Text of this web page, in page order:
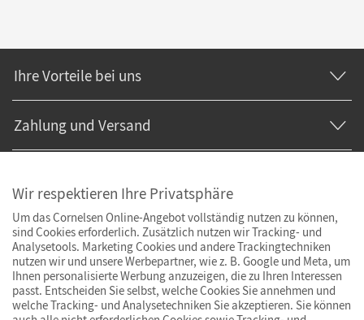
Ihre Vorteile bei uns
Zahlung und Versand
Wir respektieren Ihre Privatsphäre
Um das Cornelsen Online-Angebot vollständig nutzen zu können,
sind Cookies erforderlich. Zusätzlich nutzen wir Tracking- und
Analysetools. Marketing Cookies und andere Trackingtechniken
nutzen wir und unsere Werbepartner, wie z. B. Google und Meta, um
Ihnen personalisierte Werbung anzuzeigen, die zu Ihren Interessen
passt. Entscheiden Sie selbst, welche Cookies Sie annehmen und
welche Tracking- und Analysetechniken Sie akzeptieren. Sie können